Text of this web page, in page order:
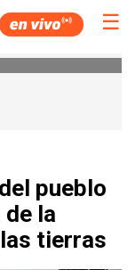
☰
pueblo
la
tierras